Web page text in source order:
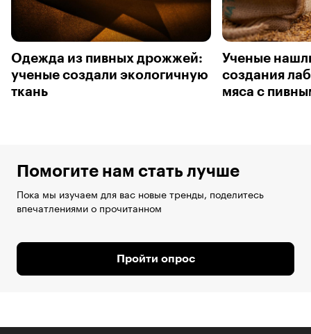
Одежда из пивных дрожжей:
ученые создали экологичную
ткань
Ученые
создания
мяса с
Помогите нам стать лучше
Пока мы изучаем для вас новые тренды, поделитесь
впечатлениями о прочитанном
Пройти опрос